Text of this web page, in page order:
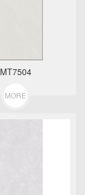
MT7504
MORE